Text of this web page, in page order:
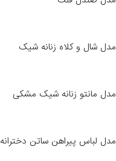
مدل شال و کلاه زنانه شیک
مدل مانتو زنانه شیک مشکی
مدل لباس پیراهن ساتن دخترانه